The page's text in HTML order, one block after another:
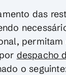
das
despacho
o